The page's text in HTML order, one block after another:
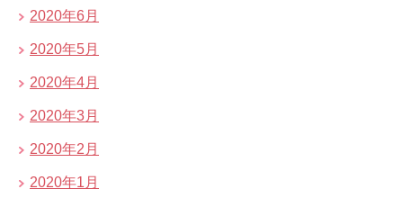
2020年6月
2020年5月
2020年4月
2020年3月
2020年2月
2020年1月